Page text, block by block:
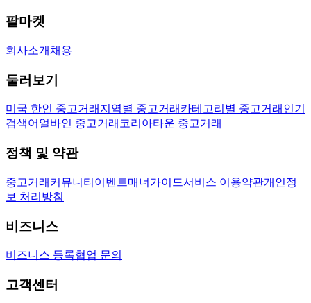
팔마켓
회사소개 채용
둘러보기
미국 한인 중고거래 지역별 중고거래 카테고리별 중고거래 인기
검색어 얼바인 중고거래 코리아타운 중고거래
정책 및 약관
중고거래 커뮤니티 이벤트매너가이드서비스 이용약관개인정
보 처리방침
비즈니스
비즈니스 등록협업 문의
고객센터